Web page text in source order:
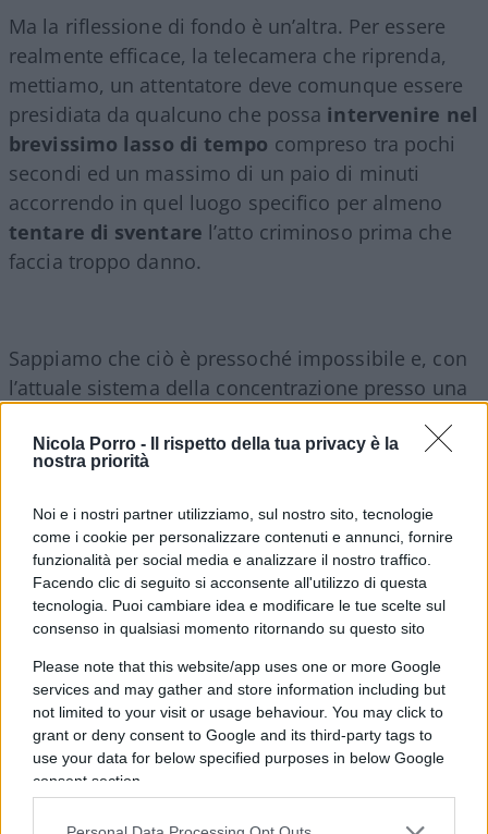
Nicola Porro -
Il rispetto della tua privacy è la
nostra priorità
Noi e i nostri partner utilizziamo, sul nostro sito, tecnologie
come i cookie per personalizzare contenuti e annunci, fornire
funzionalità per social media e analizzare il nostro traffico.
Facendo clic di seguito si acconsente all'utilizzo di questa
tecnologia. Puoi cambiare idea e modificare le tue scelte sul
consenso in qualsiasi momento ritornando su questo sito
Please note that this website/app uses one or more Google
services and may gather and store information including but
not limited to your visit or usage behaviour. You may click to
grant or deny consent to Google and its third-party tags to
use your data for below specified purposes in below Google
consent section.
Ma la riflessione di fondo è un’altra. Per essere
realmente efficace, la telecamera che riprenda,
mettiamo, un attentatore deve comunque essere
presidiata da qualcuno che possa intervenire nel
brevissimo lasso di tempo compreso tra pochi
secondi ed un massimo di un paio di minuti
accorrendo in quel luogo specifico per almeno
tentare di sventare l’atto criminoso prima che
faccia troppo danno.
Sappiamo che ciò è pressoché impossibile e, con
l’attuale sistema della concentrazione presso una
centinaia di telecamere installate in un luogo
grande ed aperto come una stazione ferroviaria, i
tempi d’intervento, anche ammesso che gli
operatori di turno s’accorgano immediatamente
che sta succedendo qualcosa di anormale, sono
decisamente troppo lunghi.
Non dico nulla di straordinario o sovversivo
quando affermo che, tanto nei piccoli centri
quanto nelle grandi città, una volta lanciato
l’allarme passanoalmeno cinque o più minuti
prima dell’arrivo dei soccorsi e tutti, prima o poi,
lo abbiamo sperimentato personalmente.